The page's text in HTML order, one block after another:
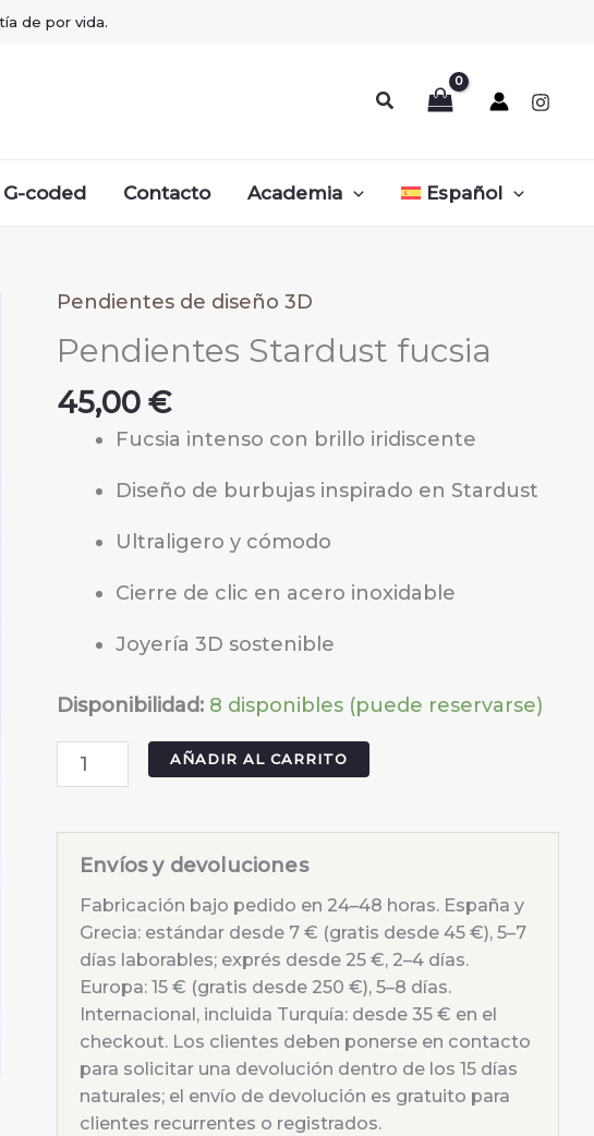
de por vida.
Buscar
G-coded Contacto Academia Español
Pendientes de diseño 3D
Pendientes Stardust fucsia
45,00€
Fucsia intenso con brillo iridiscente
Diseño de burbujas inspirado en Stardust
Ultraligero y cómodo
Cierre de clic en acero inoxidable
Joyería 3D sostenible
Disponibilidad: 8 disponibles (puede reservarse)
Pendientes
Stardust
cantidad
AÑADIR AL CARRITO
Envíos y devoluciones
Fabricación bajo pedido en 24–48 horas. España y
Grecia: estándar desde 7 € (gratis desde 45 €), 5–7
días laborables; exprés desde 25 €, 2–4 días.
Europa: 15 € (gratis desde 250 €), 5–8 días.
Internacional, incluida Turquía: desde 35 € en el
checkout. Los clientes deben ponerse en contacto
para solicitar una devolución dentro de los 15 días
naturales; el envío de devolución es gratuito para
clientes recurrentes o registrados.